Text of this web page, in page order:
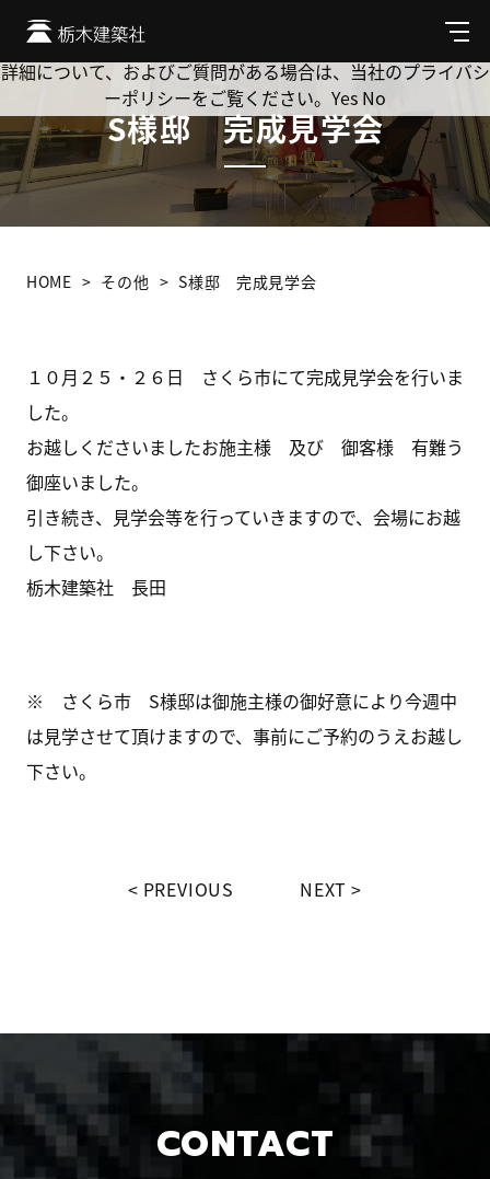
メ
ニ
ュ
S様邸 完成見学会
HOME その他 S様邸 完成見学会
１０月２５・２６日 さくら市にて完成見学会を行いま
した。
お越しくださいましたお施主様 及び 御客様 有難う
御座いました。
引き続き、見学会等を行っていきますので、会場にお越
し下さい。
栃木建築社 長田
※ さくら市 S様邸は御施主様の御好意により今週中
は見学させて頂けますので、事前にご予約のうえお越し
下さい。
PREVIOUS NEXT
CONTACT
Cookie を使用して、お客様の活動を追跡してもよろしいです
か? 当社ではお客様のプライバシーを極めて重視しています。
詳細について、およびご質問がある場合は、当社のプライバシ
ーポリシーをご覧ください。 Yes No